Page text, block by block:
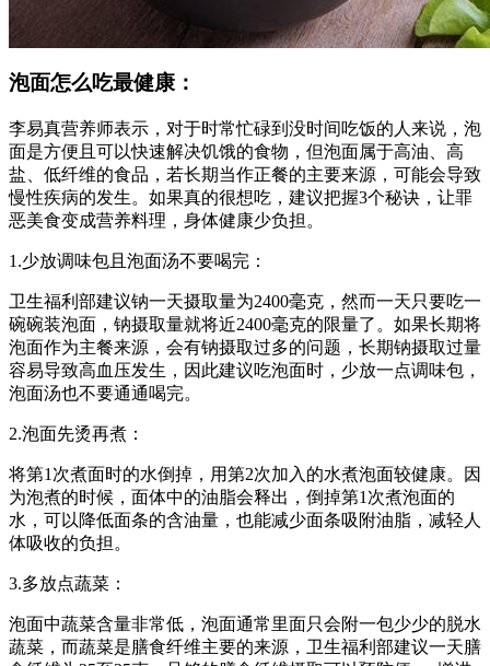
泡面怎么吃最健康：
李易真营养师表示，对于时常忙碌到没时间吃饭的人来说，泡
面是方便且可以快速解决饥饿的食物，但泡面属于高油、高
盐、低纤维的食品，若长期当作正餐的主要来源，可能会导致
慢性疾病的发生。如果真的很想吃，建议把握3个秘诀，让罪
恶美食变成营养料理，身体健康少负担。
1.少放调味包且泡面汤不要喝完：
卫生福利部建议钠一天摄取量为2400毫克，然而一天只要吃一
碗碗装泡面，钠摄取量就将近2400毫克的限量了。如果长期将
泡面作为主餐来源，会有钠摄取过多的问题，长期钠摄取过量
容易导致高血压发生，因此建议吃泡面时，少放一点调味包，
泡面汤也不要通通喝完。
2.泡面先烫再煮：
将第1次煮面时的水倒掉，用第2次加入的水煮泡面较健康。因
为泡煮的时候，面体中的油脂会释出，倒掉第1次煮泡面的
水，可以降低面条的含油量，也能减少面条吸附油脂，减轻人
体吸收的负担。
3.多放点蔬菜：
泡面中蔬菜含量非常低，泡面通常里面只会附一包少少的脱水
蔬菜，而蔬菜是膳食纤维主要的来源，卫生福利部建议一天膳